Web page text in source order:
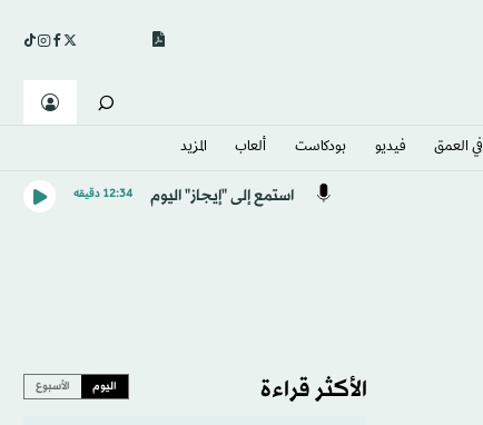
في العمق فيديو بودكاست ألعاب المزيد
استمع إلى "إيجاز" اليوم 12:34 دقيقه
الأكثر قراءة اليوم الأسبوع